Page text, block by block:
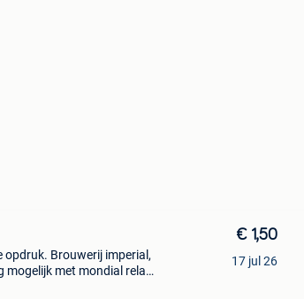
opdruk. Brouwerij imperial,
mogelijk met mondial relay
€ 1,50
17 jul 26